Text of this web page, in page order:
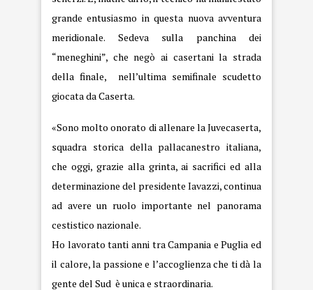
grande entusiasmo in questa nuova avventura
meridionale. Sedeva sulla panchina dei
“meneghini”, che negò ai casertani la strada
della finale, nell’ultima semifinale scudetto
giocata da Caserta.
«Sono molto onorato di allenare la Juvecaserta,
squadra storica della pallacanestro italiana,
che oggi, grazie alla grinta, ai sacrifici ed alla
determinazione del presidente Iavazzi, continua
ad avere un ruolo importante nel panorama
cestistico nazionale.
Ho lavorato tanti anni tra Campania e Puglia ed
il calore, la passione e l’accoglienza che ti dà la
gente del Sud è unica e straordinaria.